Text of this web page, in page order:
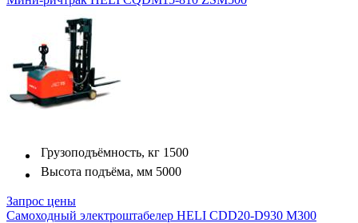
Грузоподъёмность, кг 1500
Высота подъёма, мм 5000
Запрос цены
Самоходный электроштабелер HELI CDD20-D930 M300